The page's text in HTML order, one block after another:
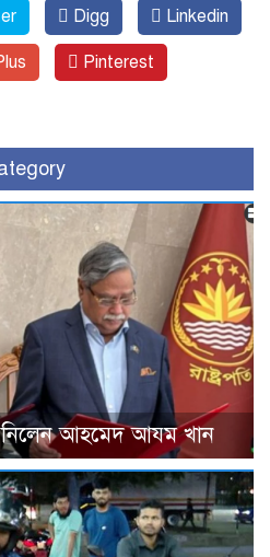
Digg Linkedin
Pinterest
নিলেন আহমেদ আযম খান